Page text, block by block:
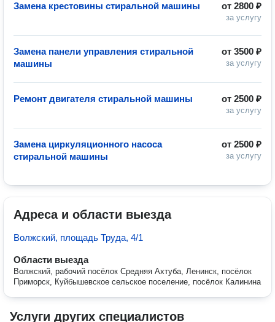
от 2800 ₽
за услугу
Замена крестовины стиральной машины
от 3500 ₽
за услугу
Замена панели управления стиральной
машины
от 2500 ₽
за услугу
Ремонт двигателя стиральной машины
от 2500 ₽
за услугу
Замена циркуляционного насоса
стиральной машины
Адреса и области выезда
Волжский, площадь Труда, 4/1
Области выезда
Волжский, рабочий посёлок Средняя Ахтуба, Ленинск, посёлок
Приморск, Куйбышевское сельское поселение, посёлок Калинина
Услуги других специалистов